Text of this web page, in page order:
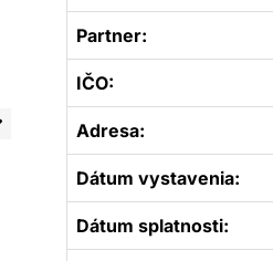
Partner:
IČO:
Adresa:
Dátum vystavenia:
Dátum splatnosti: